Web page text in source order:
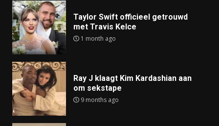
Taylor Swift officieel getrouwd
met Travis Kelce
1 month ago
Ray J klaagt Kim Kardashian aan
om sekstape
9 months ago